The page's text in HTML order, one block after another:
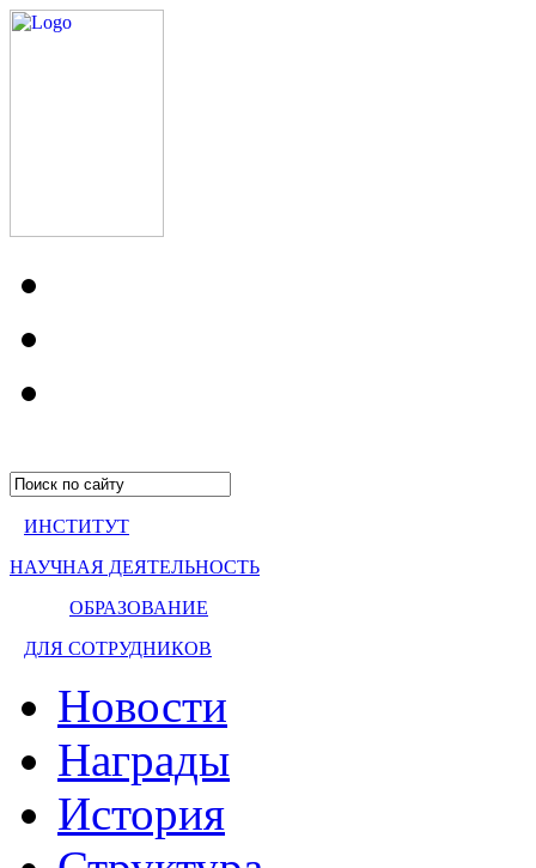
ИНСТИТУТ
НАУЧНАЯ ДЕЯТЕЛЬНОСТЬ
ОБРАЗОВАНИЕ
ДЛЯ СОТРУДНИКОВ
Новости
Награды
История